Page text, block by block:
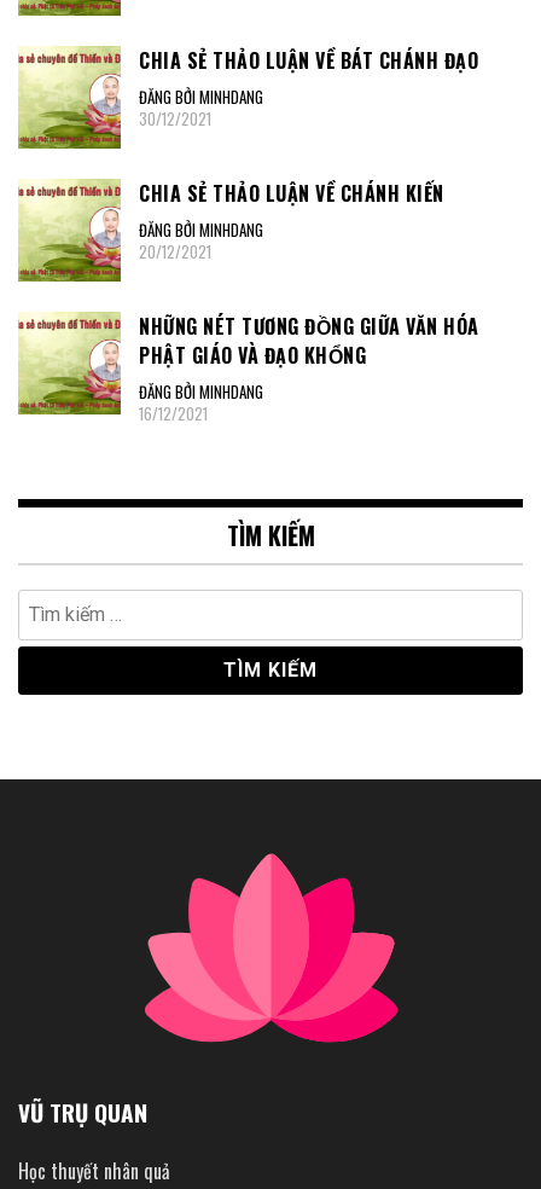
CHIA SẺ THẢO LUẬN VỀ BÁT CHÁNH ĐẠO
ĐĂNG BỞI MINHDANG
30/12/2021
CHIA SẺ THẢO LUẬN VỀ CHÁNH KIẾN
ĐĂNG BỞI MINHDANG
20/12/2021
NHỮNG NÉT TƯƠNG ĐỒNG GIỮA VĂN HÓA
PHẬT GIÁO VÀ ĐẠO KHỔNG
ĐĂNG BỞI MINHDANG
16/12/2021
TÌM KIẾM
Tìm
kiếm
cho:
VŨ TRỤ QUAN
Học thuyết nhân quả